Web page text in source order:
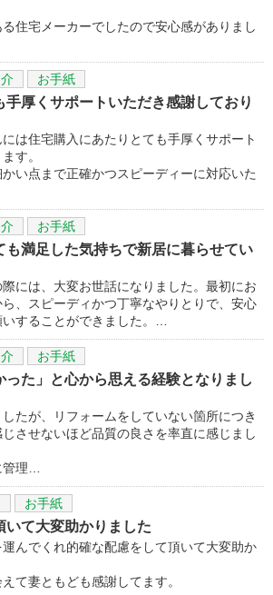
住宅メーカーでしたので安心感がありまし
お手紙
厚くサポートいただき感謝しており
は住宅購入にあたりとても手厚くサポート
す。
い点まで正確かつスピーディーに対応いた
お手紙
も満足した気持ちで新居に暮らせてい
には、大変お世話になりました。最初にお
、スピーディかつ丁寧なやりとりで、安心
することができました。…
お手紙
った」と心から思える経験となりまし
たが、リフォームをしていない箇所につき
させないほど品質の良さを率直に感じまし
理…
お手紙
いて大変助かりました
んでくれ的確な配慮をして頂いて大変助か
て妻ともども感謝してます。